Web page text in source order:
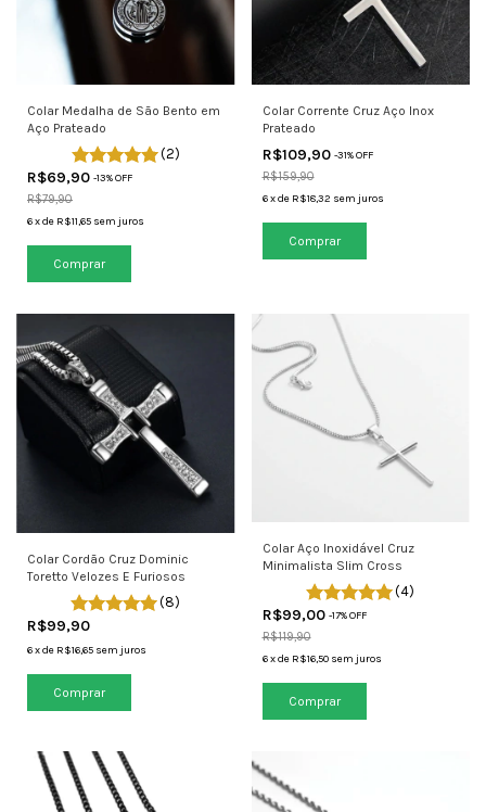
Colar Medalha de São Bento em
Aço Prateado
(2)
R$69,90 -13% OFF
R$79,90
6xde R$11,65 sem juros
Colar Corrente Cruz Aço Inox
Prateado
R$109,90 -31% OFF
R$159,90
6 xde R$18,32 sem juros
Colar Cordão Cruz Dominic
Toretto Velozes E Furiosos
(8)
R$99,90
6xde R$16,65 sem juros
Colar Aço Inoxidável Cruz
Minimalista Slim Cross
(4)
R$99,00 -17% OFF
R$119,90
6 xde R$16,50 sem juros